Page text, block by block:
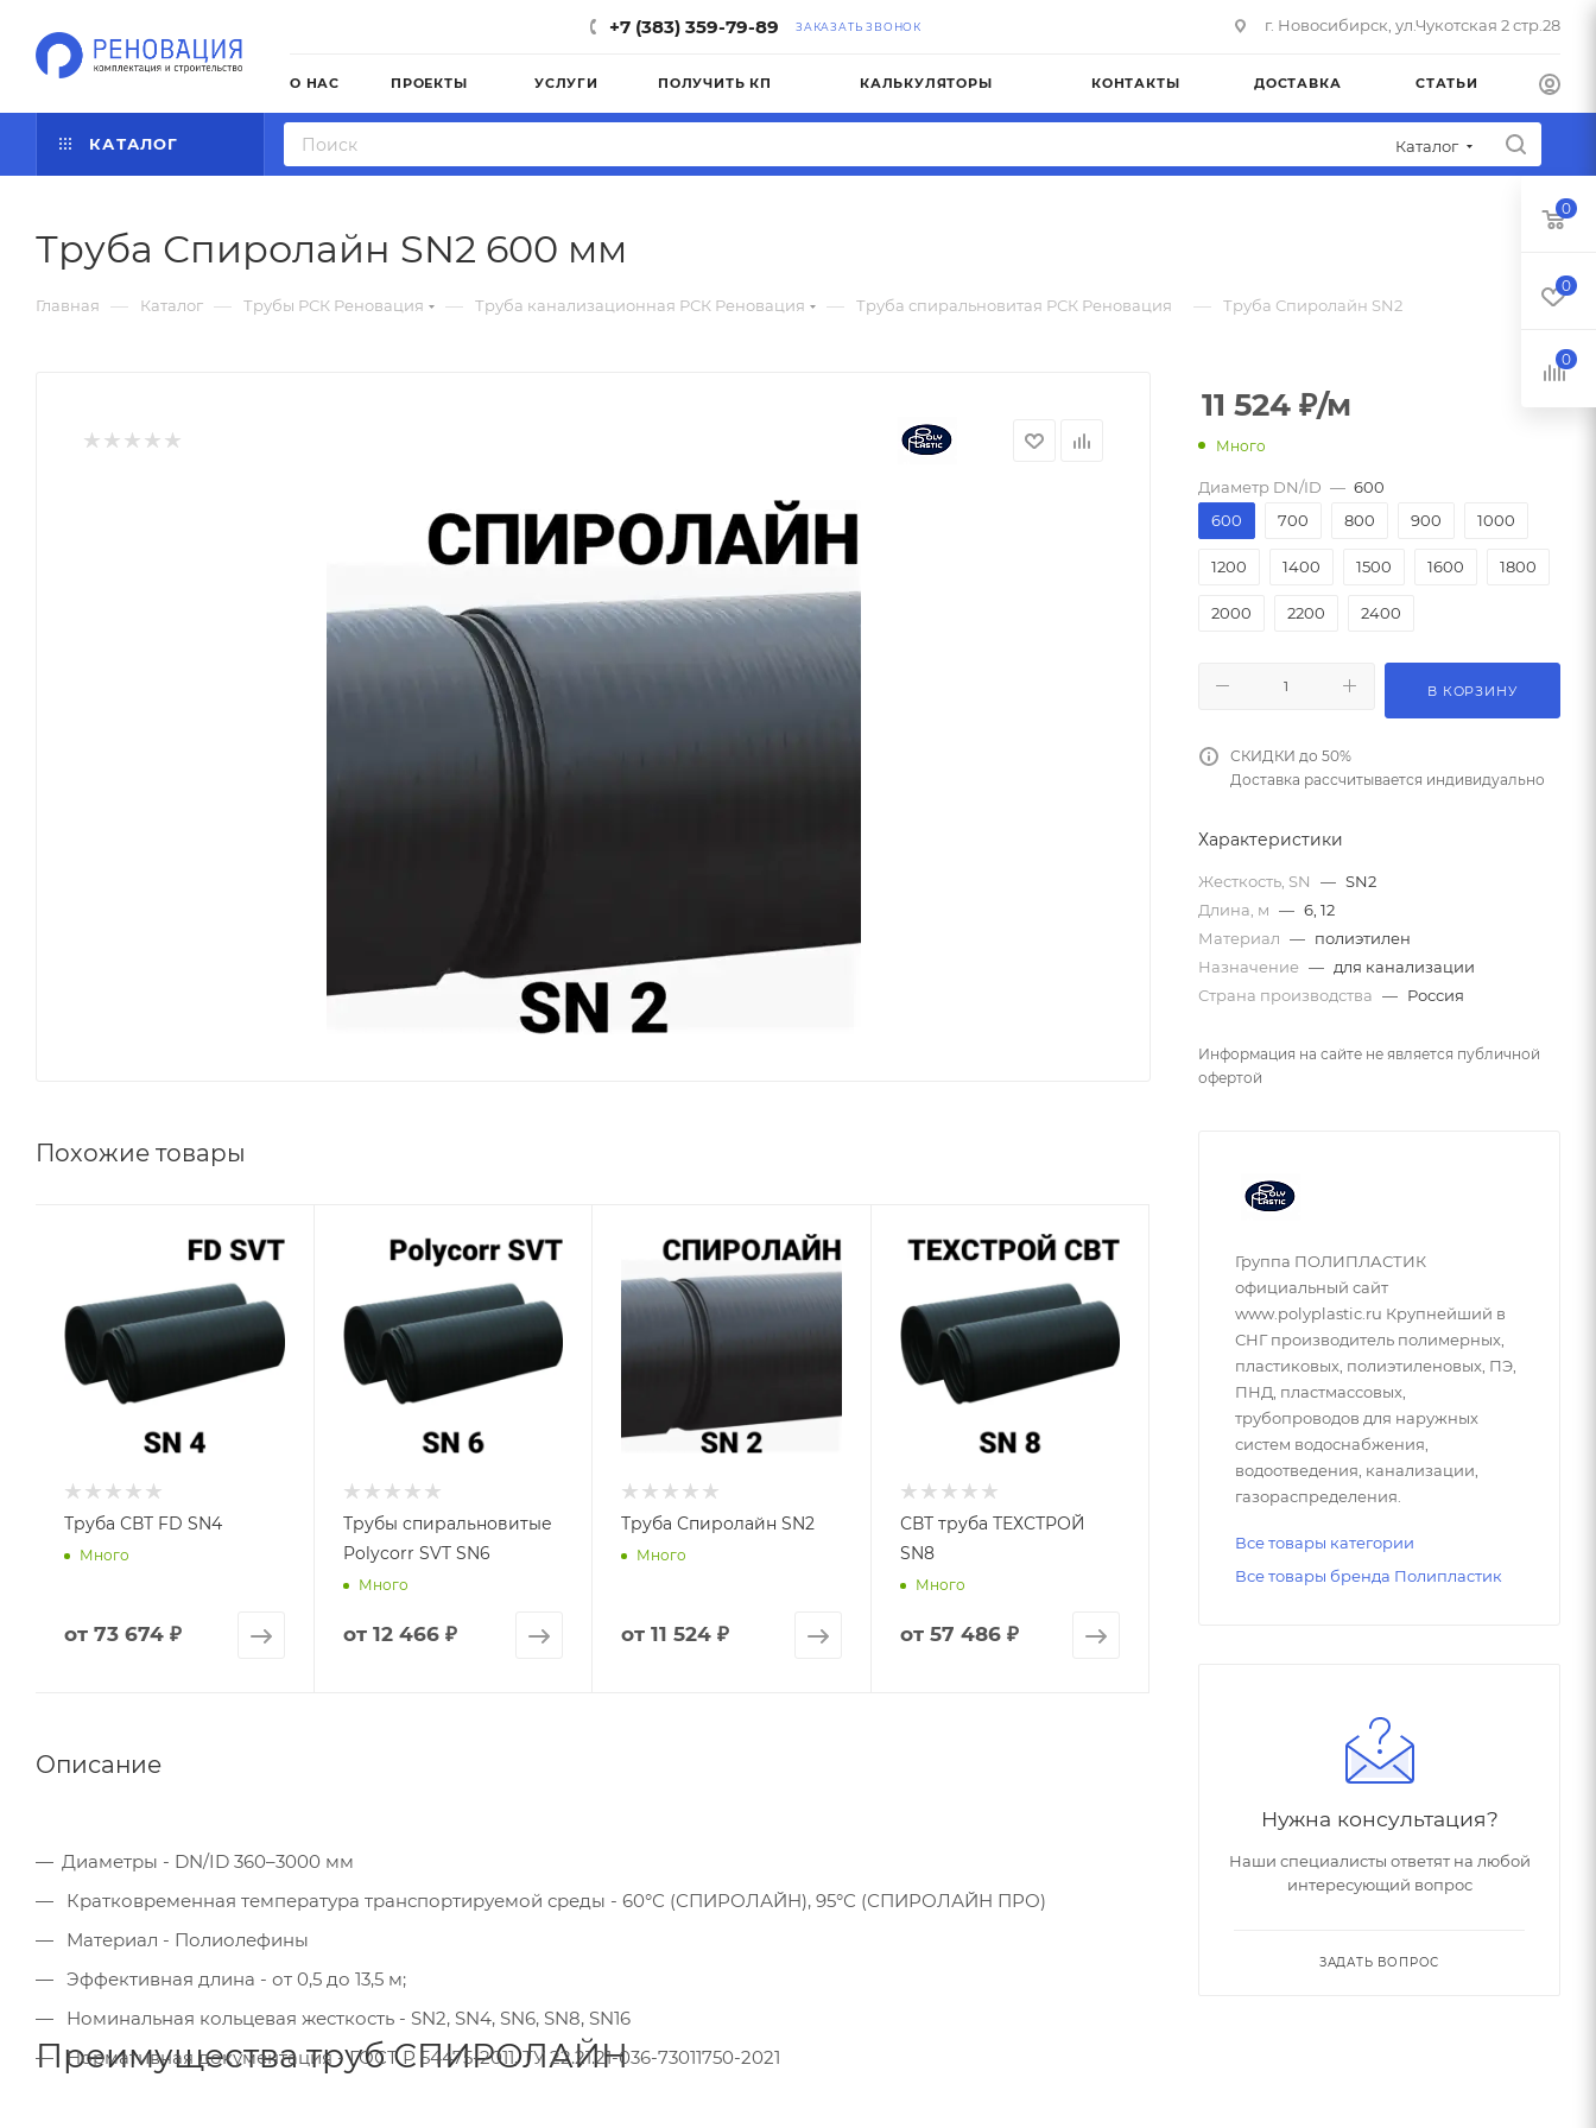
+7 (383) 359-79-89 ЗАКАЗАТЬ ЗВОНОК г. Новосибирск, ул.Чукотская 2 стр.28
О НАС ПРОЕКТЫ УСЛУГИ ПОЛУЧИТЬ КП КАЛЬКУЛЯТОРЫ КОНТАКТЫ ДОСТАВКА СТАТЬИ
КАТАЛОГ Каталог
Труба Спиролайн SN2 600 мм
Главная — Каталог — Трубы РСК Реновация — Труба канализационная РСК Реновация — Труба спиральновитая РСК Реновация — Труба Спиролайн SN2
Похожие товары
Труба СВТ FD SN4
Много
от 73 674 ₽
Трубы спиральновитые
Polycorr SVT SN6
Много
от 12 466 ₽
Труба Спиролайн SN2
Много
от 11 524 ₽
СВТ труба ТЕХСТРОЙ
SN8
Много
от 57 486 ₽
Описание
Диаметры - DN/ID 360–3000 мм
Кратковременная температура транспортируемой среды - 60°С (СПИРОЛАЙН), 95°С (СПИРОЛАЙН ПРО)
Материал - Полиолефины
Эффективная длина - от 0,5 до 13,5 м;
Номинальная кольцевая жесткость - SN2, SN4, SN6, SN8, SN16
Нормативная документация - ГОСТ Р 54475-2011, ТУ 22.21.21-036-73011750-2021
Преимущества труб СПИРОЛАЙН
11 524 ₽/м
Много
Диаметр DN/ID — 600
600
700 800 900 1000
1200 1400 1500 1600 1800
2000 2200 2400
В КОРЗИНУ
СКИДКИ до 50%
Доставка рассчитывается индивидуально
Характеристики
Жесткость, SN — SN2
Длина, м — 6, 12
Материал — полиэтилен
Назначение — для канализации
Страна производства — Россия
Информация на сайте не является публичной
офертой
Группа ПОЛИПЛАСТИК
официальный сайт
www.polyplastic.ru Крупнейший в
СНГ производитель полимерных,
пластиковых, полиэтиленовых, ПЭ,
ПНД, пластмассовых,
трубопроводов для наружных
систем водоснабжения,
водоотведения, канализации,
газораспределения.
Все товары категории
Все товары бренда Полипластик
Нужна консультация?
Наши специалисты ответят на любой
интересующий вопрос
ЗАДАТЬ ВОПРОС
0
0
0